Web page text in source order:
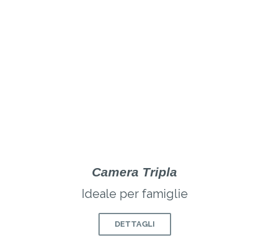
Camera Tripla
Ideale per famiglie
DETTAGLI